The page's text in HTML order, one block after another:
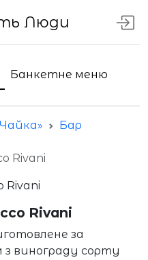
Люди
Банкетне меню
Бар
Rivani
Rivani
за
винограду сорту